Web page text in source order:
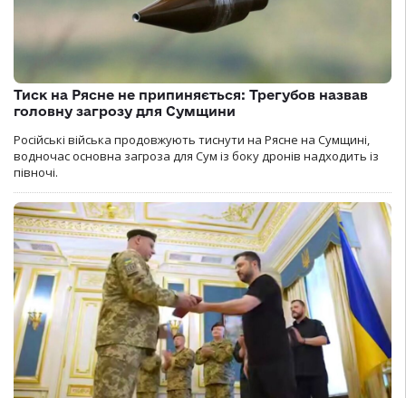
Тиск на Рясне не припиняється: Трегубов назвав
головну загрозу для Сумщини
Російські війська продовжують тиснути на Рясне на Сумщині,
водночас основна загроза для Сум із боку дронів надходить із
півночі.